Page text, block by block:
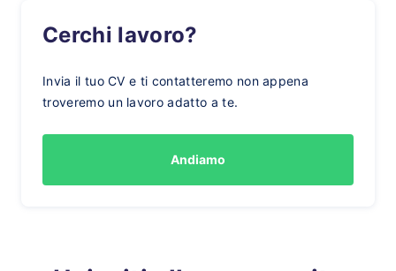
Cerchi lavoro?
Invia il tuo CV e ti contatteremo non appena
troveremo un lavoro adatto a te.
Andiamo